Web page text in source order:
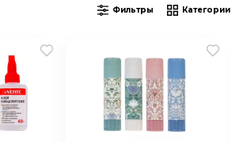
Фильтры Категории